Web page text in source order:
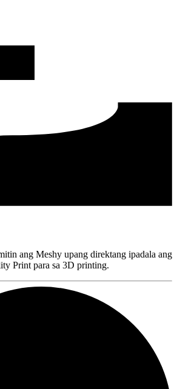
ang Meshy upang direktang ipadala ang
Print para sa 3D printing.